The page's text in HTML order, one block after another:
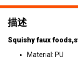
描述
Squishy faux
Material: PU